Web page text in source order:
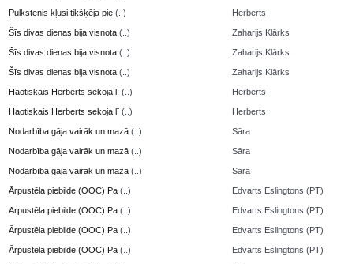
Pulkstenis kļusi tikšķēja pie (..) Herberts
Šīs divas dienas bija visnota (..) Zaharijs Klārks
Šīs divas dienas bija visnota (..) Zaharijs Klārks
Šīs divas dienas bija visnota (..) Zaharijs Klārks
Haotiskais Herberts sekoja lī (..) Herberts
Haotiskais Herberts sekoja lī (..) Herberts
Nodarbība gāja vairāk un mazā (..) Sāra
Nodarbība gāja vairāk un mazā (..) Sāra
Nodarbība gāja vairāk un mazā (..) Sāra
Ārpustēla piebilde (OOC) Pa (..) Edvarts Eslingtons (PT)
Ārpustēla piebilde (OOC) Pa (..) Edvarts Eslingtons (PT)
Ārpustēla piebilde (OOC) Pa (..) Edvarts Eslingtons (PT)
Ārpustēla piebilde (OOC) Pa (..) Edvarts Eslingtons (PT)